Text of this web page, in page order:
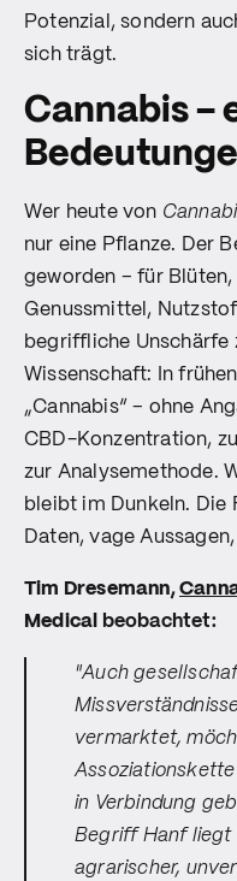
Potenzial, sondern
sich trägt.
Cannabis –
Wer heute von
nur eine Pflanze. Der
geworden – für
Genussmittel,
begriffliche Unschärfe
Wissenschaft: In
„Cannabis“ – ohne
CBD-Konzentration,
zur Analysemethode.
bleibt im Dunkeln. Die
Daten, vage
Tim Dresemann,
Medical
beobachtet:
"Auch
vermarktet,
Assoziationskette
in Verbindung
Begriff Hanfliegt
agrarischer,